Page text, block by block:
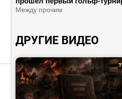
«Белавиа»? | Про особенности
гостей
Между прочим
ДРУГИЕ ВИДЕО